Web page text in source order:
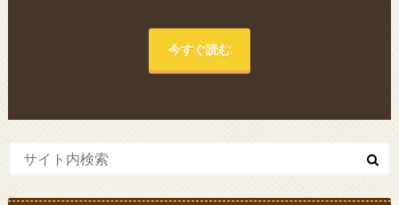
今すぐ読む